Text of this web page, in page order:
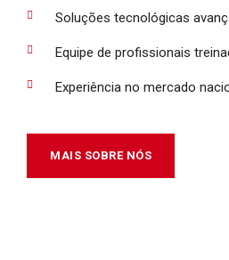
Soluções tecnológicas
Equipe de profissionais
Experiência no mercado
MAIS SOBRE NÓS